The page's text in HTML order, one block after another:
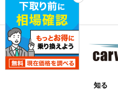
知る